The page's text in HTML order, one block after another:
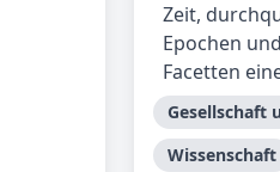
Zeit,
Epochen
Facetten
Gesellschaft
Wissenschaft